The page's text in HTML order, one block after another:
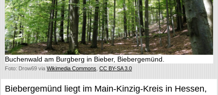
Buchenwald am Burgberg in Bieber, Biebergemünd.
Foto: Drow69 via Wikimedia Commons CC BY-SA 3.0
Biebergemünd liegt im Main-Kinzig-Kreis in Hessen,